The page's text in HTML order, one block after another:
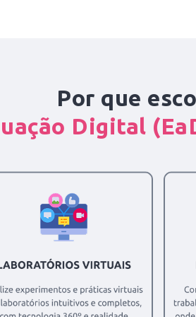
Por que
Digital